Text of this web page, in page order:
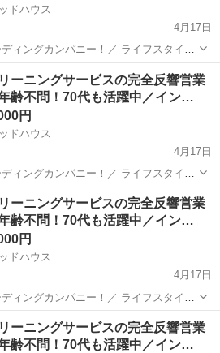
ドハウス
4月17日
ンパニー！／ ライフスタイル
など “ハウスクリーニング”需要が急速
大するハウスクリーニング市場のパイオ
ーニングサービスの完全反響営業
齢不問！70代も活躍中／イン…
円
ドハウス
4月17日
ンパニー！／ ライフスタイル
など “ハウスクリーニング”需要が急速
大するハウスクリーニング市場のパイオ
ーニングサービスの完全反響営業
齢不問！70代も活躍中／イン…
円
ドハウス
4月17日
ンパニー！／ ライフスタイル
など “ハウスクリーニング”需要が急速
大するハウスクリーニング市場のパイオ
ーニングサービスの完全反響営業
齢不問！70代も活躍中／イン…